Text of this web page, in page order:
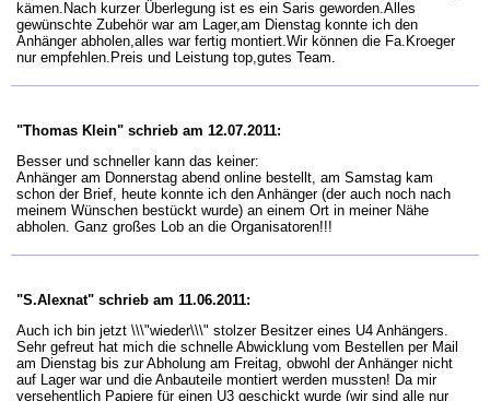
kämen.Nach kurzer Überlegung ist es ein Saris geworden.Alles
gewünschte Zubehör war am Lager,am Dienstag konnte ich den
Anhänger abholen,alles war fertig montiert.Wir können die Fa.Kroeger
nur empfehlen.Preis und Leistung top,gutes Team.
"Thomas Klein" schrieb am 12.07.2011:
Besser und schneller kann das keiner:
Anhänger am Donnerstag abend online bestellt, am Samstag kam
schon der Brief, heute konnte ich den Anhänger (der auch noch nach
meinem Wünschen bestückt wurde) an einem Ort in meiner Nähe
abholen. Ganz großes Lob an die Organisatoren!!!
"S.Alexnat" schrieb am 11.06.2011:
Auch ich bin jetzt \\\"wieder\\\" stolzer Besitzer eines U4 Anhängers.
Sehr gefreut hat mich die schnelle Abwicklung vom Bestellen per Mail
am Dienstag bis zur Abholung am Freitag, obwohl der Anhänger nicht
auf Lager war und die Anbauteile montiert werden mussten! Da mir
versehentlich Papiere für einen U3 geschickt wurde (wir sind alle nur